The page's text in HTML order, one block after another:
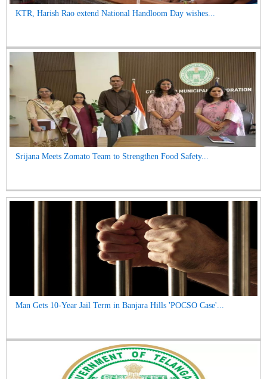
KTR, Harish Rao extend National Handloom Day wishes...
Srijana Meets Zomato Team to Strengthen Food Safety...
Man Gets 10-Year Jail Term in Banjara Hills 'POCSO Case'...